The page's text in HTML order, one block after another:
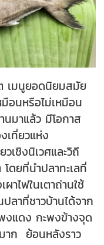
เมนูยอดนิยมสมัย
อนหรือไม่เหมือน
มาแล้ว มีโอกาส
เที่ยวแห่ง
เชิงนิเวศและวิถี
ดยที่นำปลาทะเลที่
าไฟในเตาถ่านใช้
ลาที่ชาวบ้านได้จาก
งแดง กะพงข้างจุด
าก ย้อนหลังราว